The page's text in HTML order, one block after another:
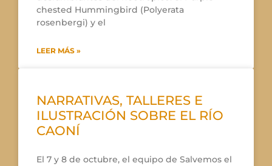
chested Hummingbird (Polyerata
rosenbergi) y el
LEER MÁS »
NARRATIVAS, TALLERES E
ILUSTRACIÓN SOBRE EL RÍO
CAONÍ
El 7 y 8 de octubre, el equipo de Salvemos el